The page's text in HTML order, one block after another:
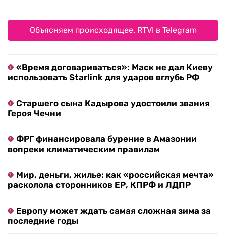
Объясняем происходящее. RTVI в Telegram
«Время договариваться»: Маск не дал Киеву
использовать Starlink для ударов вглубь РФ
Старшего сына Кадырова удостоили звания
Героя Чечни
ФРГ финансировала бурение в Амазонии
вопреки климатическим правилам
Мир, деньги, жилье: как «российская мечта»
расколола сторонников ЕР, КПРФ и ЛДПР
Европу может ждать самая сложная зима за
последние годы